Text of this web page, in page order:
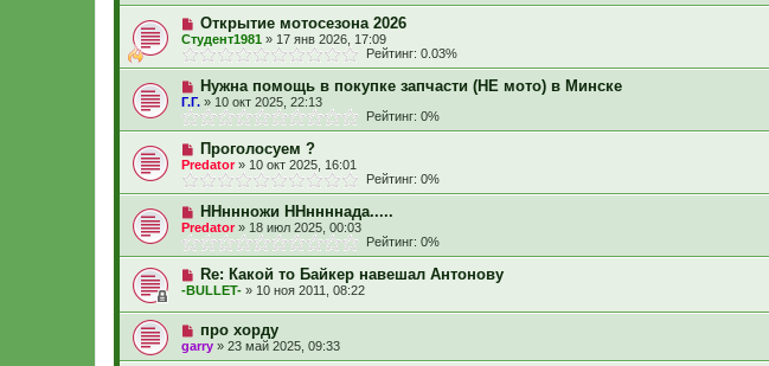
Открытие мотосезона 2026
Студент1981 » 17 янв 2026, 17:09
Рейтинг: 0.03%
Нужна помощь в покупке запчасти (НЕ мото) в Минске
Г.Г. » 10 окт 2025, 22:13
Рейтинг: 0%
Проголосуем ?
Predator» 10 окт 2025, 16:01
Рейтинг: 0%
ННннножи ННннннада.....
Predator» 18 июл 2025, 00:03
Рейтинг: 0%
Re: Какой то Байкер навешал Антонову
-BULLET- » 10 ноя 2011, 08:22
про хорду
garry » 23 май 2025, 09:33